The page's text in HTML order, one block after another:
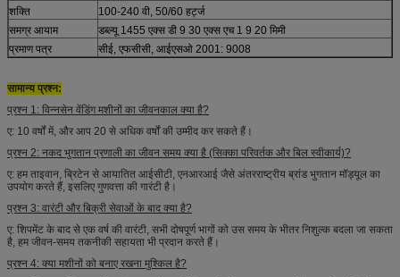
शक्ति
100-240 वी, 50/60 हर्ट्ज
समग्र आयाम
डब्ल्यू 1455 एक्स डी 9 30 एक्स एच 1 9 20 मिमी
प्रमाण पत्र
सीई, एफसीसी, आईएसओ 2001: 9008
सामान्य प्रश्न:
प्रश्न 1: विन्नसेन वेंडिंग मशीनों का जीवनकाल क्या है?
ए: 10 वर्षों में, और आप 20 से अधिक वर्षों की उम्मीद कर सकते हैं।
प्रश्न 2: नकद भुगतान प्रणाली का जीवन समय क्या है (सिक्का परिवर्तक और बिल स्वीकार्य)?
ए: हम ताइवान, ब्रिटेन से आयातित आईसीटी, एनआरआई जैसे अंतरराष्ट्रीय ब्रांड भुगतान मॉड्यूल का
उपयोग करते हैं, इसलिए गुणवत्ता की गारंटी है।
प्रश्न 3: वारंटी और बिक्री सेवाओं के बाद क्या है?
ए: शिपमेंट के बाद से एक वर्ष की वारंटी, सभी दोषपूर्ण भागों को उस समय के भीतर निशुल्क बदला जा सकता
है, हम जीवन-समय तकनीकी सहायता भी प्रदान करते हैं।
प्रश्न 4: क्या मशीनों को बनाए रखना मुश्किल है?